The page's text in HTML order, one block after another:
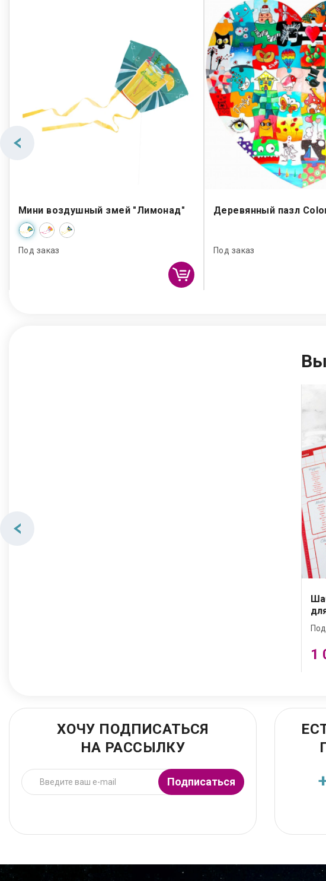
Мини воздушный змей "Лимонад"
Под заказ
Деревянный пазл
Под заказ
1
ХОЧУ ПОДПИСАТЬСЯ
НА РАССЫЛКУ
Подписаться